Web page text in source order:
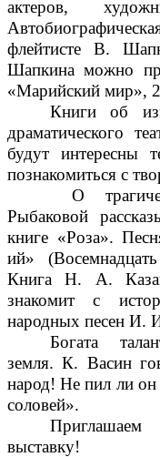
актеров,
флейтисте В.
Шапкина можно
«Марийский мир»,
Книги об
драматического
будут интересны
познакомиться с
О
Рыбаковой
книге «Роза».
ий»
Книга Н. А.
знакомит с
народных песен И.
Богата
земля. К. Васин
народ! Не пил ли
соловей».
выставку!